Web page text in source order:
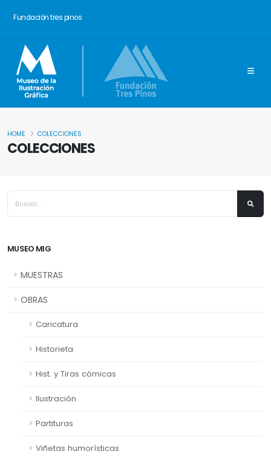
Fundación tres pinos
COLECCIONES
HOME COLECCIONES
MUSEO MIG
MUESTRAS
OBRAS
Caricatura
Historieta
Hist. y Tiras cómicas
Ilustración
Partituras
Viñetas humorísticas